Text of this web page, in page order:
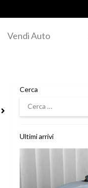
Vendi Auto
Cerca
Cerca
Ultimi arrivi